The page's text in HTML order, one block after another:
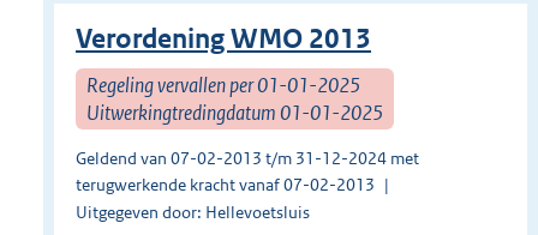
Verordening WMO 2013
Regeling vervallen per 01-01-2025
Uitwerkingtredingdatum 01-01-2025
Geldend van 07-02-2013 t/m 31-12-2024 met
terugwerkende kracht vanaf 07-02-2013
Uitgegeven door: Hellevoetsluis